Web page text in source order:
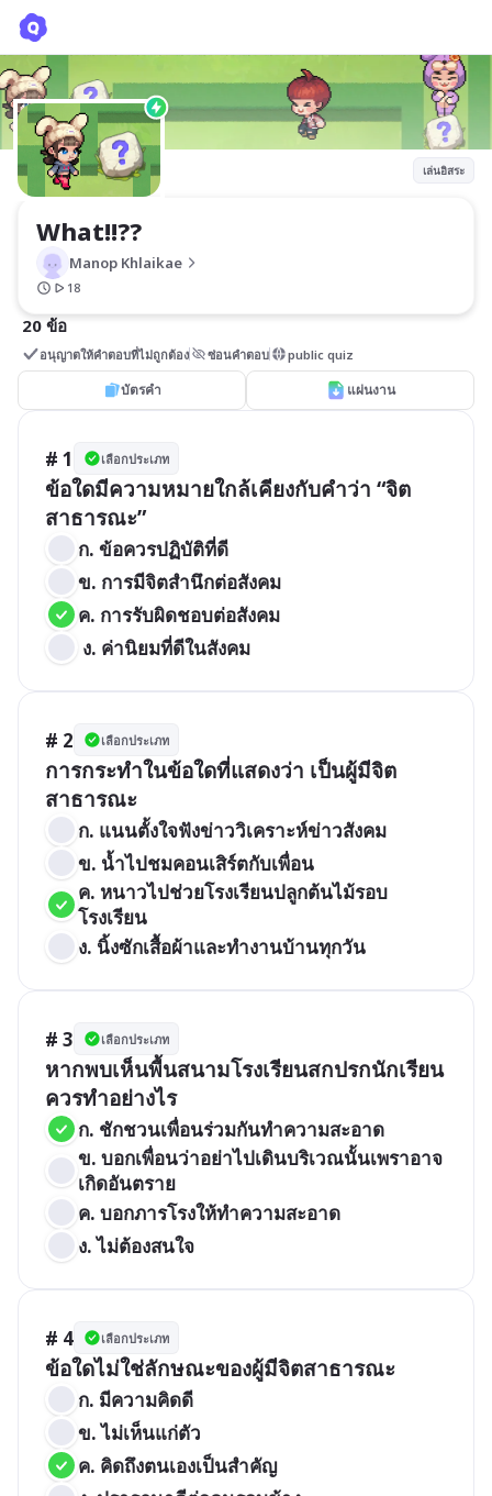
เล่นอิสระ
What!!??
Manop Khlaikae
18
20 ข้อ
อนุญาตให้คำตอบที่ไม่ถูกต้อง ซ่อนคำตอบ public quiz
บัตรคำ แผ่นงาน
# 1 เลือกประเภท
ข้อใดมีความหมายใกล้เคียงกับคำว่า “จิต
สาธารณะ”
ก. ข้อควรปฏิบัติที่ดี
ข. การมีจิตสำนึกต่อสังคม
ค. การรับผิดชอบต่อสังคม
ง. ค่านิยมที่ดีในสังคม
# 2 เลือกประเภท
การกระทำในข้อใดที่แสดงว่า เป็นผู้มีจิต
สาธารณะ
ก. แนนตั้งใจฟังข่าววิเคราะห์ข่าวสังคม
ข. น้ำไปชมคอนเสิร์ตกับเพื่อน
ค. หนาวไปช่วยโรงเรียนปลูกต้นไม้รอบ
โรงเรียน
ง. นิ้งซักเสื้อผ้าและทำงานบ้านทุกวัน
# 3 เลือกประเภท
หากพบเห็นพื้นสนามโรงเรียนสกปรกนักเรียน
ควรทำอย่างไร
ก. ชักชวนเพื่อนร่วมกันทำความสะอาด
ข. บอกเพื่อนว่าอย่าไปเดินบริเวณนั้นเพราอาจ
เกิดอันตราย
ค. บอกภารโรงให้ทำความสะอาด
ง. ไม่ต้องสนใจ
# 4 เลือกประเภท
ข้อใดไม่ใช่ลักษณะของผู้มีจิตสาธารณะ
ก. มีความคิดดี
ข. ไม่เห็นแก่ตัว
ค. คิดถึงตนเองเป็นสำคัญ